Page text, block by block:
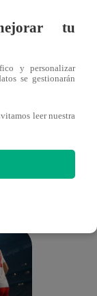
tu
y personalizar
se gestionarán
leer nuestra